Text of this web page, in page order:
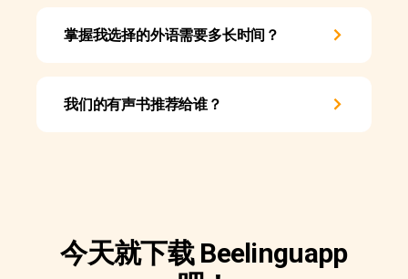
掌握我选择的外语需要多长时间？
我们的有声书推荐给谁？
今天就下载 Beelinguapp